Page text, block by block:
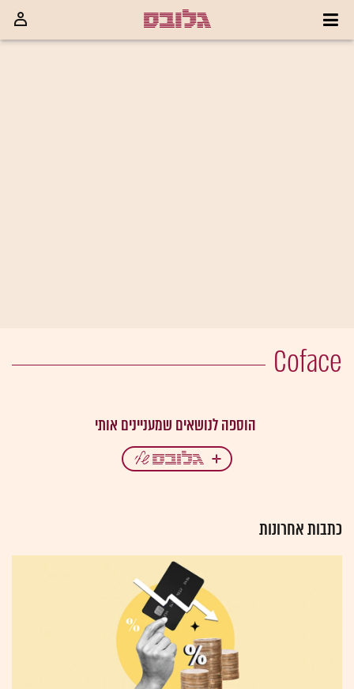
Coface
כתבות אחרונות